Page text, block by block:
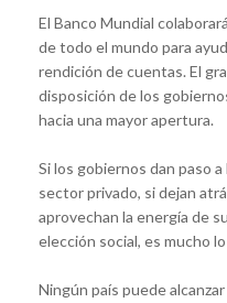
El Banco Mundial
de todo el mundo para
rendición de cuentas. El
disposición de los
hacia una mayor apertura.
Si los gobiernos dan paso
sector privado, si dejan
aprovechan la energía de
elección social, es mucho
Ningún país puede